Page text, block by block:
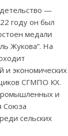
—
году он был
медали
Жукова”. На
и экономических
СГМПО КХ.
и
Союза
сельских